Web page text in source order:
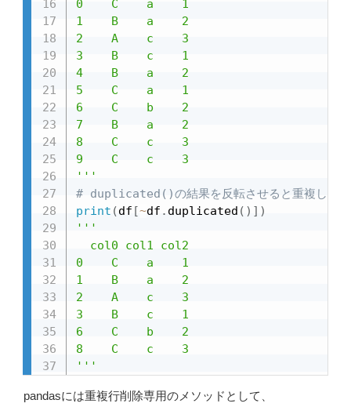
0    C    a    1
1    B    a    2
2    A    c    3
3    B    c    1
4    B    a    2
5    C    a    1
6    C    b    2
7    B    a    2
8    C    c    3
9    C    c    3
'''
# duplicated()の結果を反転させると重複してい
print (df [~df . duplicated ( ) ] )
'''
  col0 col1 col2
0    C    a    1
1    B    a    2
2    A    c    3
3    B    c    1
6    C    b    2
8    C    c    3
'''
pandasには重複行削除専用のメソッドとして、